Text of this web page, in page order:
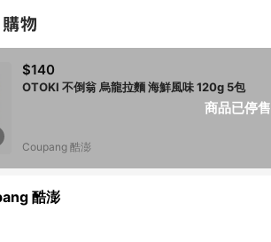
商品已停售
$140
OTOKI 不倒翁 烏龍拉麵 海鮮風味 120g 5包
Coupang 酷澎
酷澎